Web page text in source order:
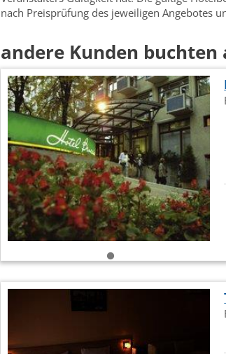
nach Preisprüfung des jeweiligen Angebotes
andere Kunden buchten